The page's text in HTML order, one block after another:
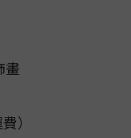
畫
）